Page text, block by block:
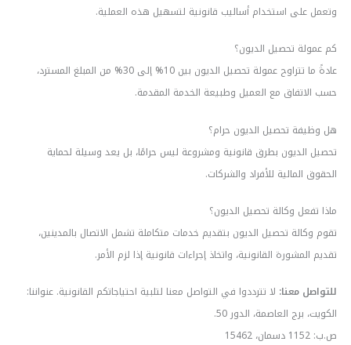
وتعمل على استخدام أساليب قانونية لتسهيل هذه العملية.
كم عمولة تحصيل الديون؟
عادةً ما تتراوح عمولة تحصيل الديون بين 10% إلى 30% من المبلغ المسترد،
حسب الاتفاق مع العميل وطبيعة الخدمة المقدمة.
هل وظيفة تحصيل الديون حرام؟
تحصيل الديون بطرق قانونية ومشروعة ليس حرامًا، بل يعد وسيلة لحماية
الحقوق المالية للأفراد والشركات.
ماذا تفعل وكالة تحصيل الديون؟
تقوم وكالة تحصيل الديون بتقديم خدمات متكاملة تشمل الاتصال بالمدينين،
تقديم المشورة القانونية، واتخاذ إجراءات قانونية إذا لزم الأمر.
للتواصل معنا: لا تترددوا في التواصل معنا لتلبية احتياجاتكم القانونية. عنواننا:
الكويت، برج العاصمة، الدور 50.
ص.ب: 1152 دسمان، 15462